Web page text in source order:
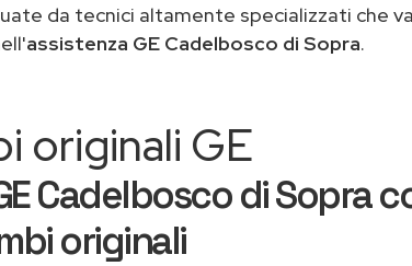
da tecnici altamente specializzati che
assistenza GE Cadelbosco di Sopra.
originali GE
Cadelbosco di Sopra
originali